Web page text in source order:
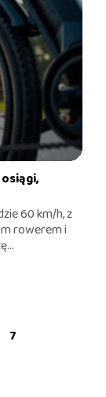
60 km/h, z
rowerem i
7